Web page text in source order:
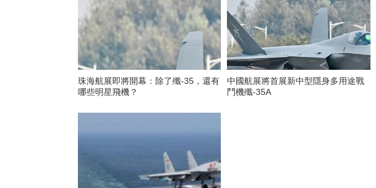
珠海航展即將開幕：除了殲-35，還有
哪些明星飛機？
中國航展將首展新中型隱身多用途戰
鬥機殲-35A